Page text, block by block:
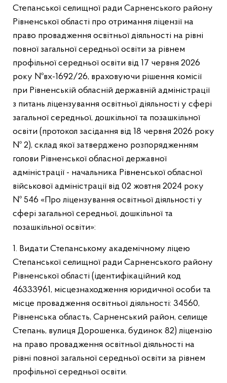
Степанської селищної ради Сарненського району
Рівненської області про отримання ліцензії на
право провадження освітньої діяльності на рівні
повної загальної середньої освіти за рівнем
профільної середньої освіти від 17 червня 2026
року №вх-1692/26, враховуючи рішення комісії
при Рівненській обласній державній адміністрації
з питань ліцензування освітньої діяльності у сфері
загальної середньої, дошкільної та позашкільної
освіти (протокол засідання від 18 червня 2026 року
№ 2), склад якої затверджено розпорядженням
голови Рівненської обласної державної
адміністрації - начальника Рівненської обласної
військової адміністрації від 02 жовтня 2024 року
№ 546 «Про ліцензування освітньої діяльності у
сфері загальної середньої, дошкільної та
позашкільної освіти»:
1. Видати Степанському академічному ліцею
Степанської селищної ради Сарненського району
Рівненської області (ідентифікаційний код
46333961, місцезнаходження юридичної особи та
місце провадження освітньої діяльності: 34560,
Рівненська область, Сарненський район, селище
Степань, вулиця Дорошенка, будинок 82) ліцензію
на право провадження освітньої діяльності на
рівні повної загальної середньої освіти за рівнем
профільної середньої освіти.